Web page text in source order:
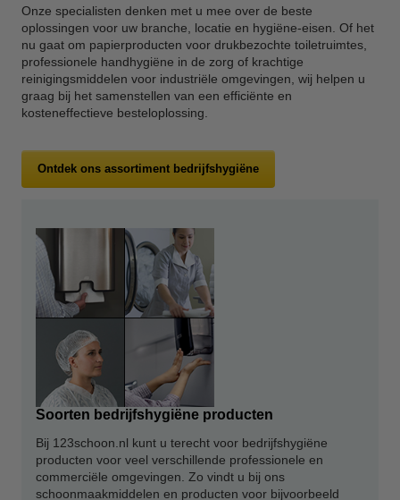
Onze specialisten denken met u mee over de beste
oplossingen voor uw branche, locatie en hygiëne-eisen. Of het
nu gaat om papierproducten voor drukbezochte toiletruimtes,
professionele handhygiëne in de zorg of krachtige
reinigingsmiddelen voor industriële omgevingen, wij helpen u
graag bij het samenstellen van een efficiënte en
kosteneffectieve besteloplossing.
Ontdek ons assortiment bedrijfshygiëne
Soorten bedrijfshygiëne producten
Bij 123schoon.nl kunt u terecht voor bedrijfshygiëne
producten voor veel verschillende professionele en
commerciële omgevingen. Zo vindt u bij ons
schoonmaakmiddelen en producten voor bijvoorbeeld